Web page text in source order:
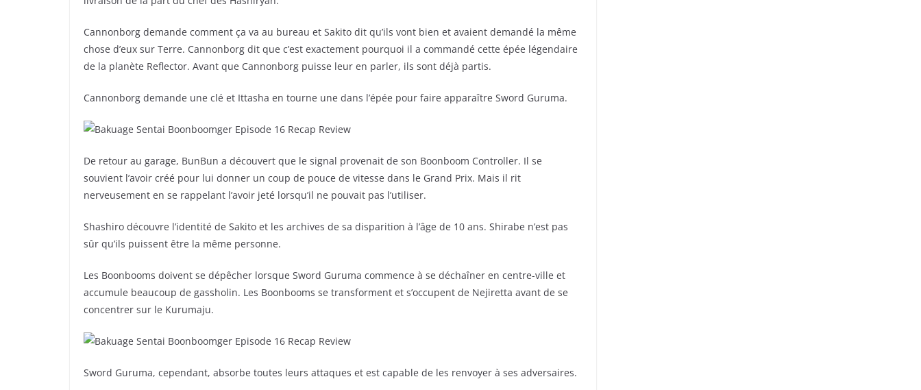
Cannonborg demande comment ça va au bureau et Sakito dit qu’ils vont bien et avaient demandé la même
chose d’eux sur Terre. Cannonborg dit que c’est exactement pourquoi il a commandé cette épée légendaire
de la planète Reflector. Avant que Cannonborg puisse leur en parler, ils sont déjà partis.
Cannonborg demande une clé et Ittasha en tourne une dans l’épée pour faire apparaître Sword Guruma.
De retour au garage, BunBun a découvert que le signal provenait de son Boonboom Controller. Il se
souvient l’avoir créé pour lui donner un coup de pouce de vitesse dans le Grand Prix. Mais il rit
nerveusement en se rappelant l’avoir jeté lorsqu’il ne pouvait pas l’utiliser.
Shashiro découvre l’identité de Sakito et les archives de sa disparition à l’âge de 10 ans. Shirabe n’est pas
sûr qu’ils puissent être la même personne.
Les Boonbooms doivent se dépêcher lorsque Sword Guruma commence à se déchaîner en centre-ville et
accumule beaucoup de gassholin. Les Boonbooms se transforment et s’occupent de Nejiretta avant de se
concentrer sur le Kurumaju.
Sword Guruma, cependant, absorbe toutes leurs attaques et est capable de les renvoyer à ses adversaires.